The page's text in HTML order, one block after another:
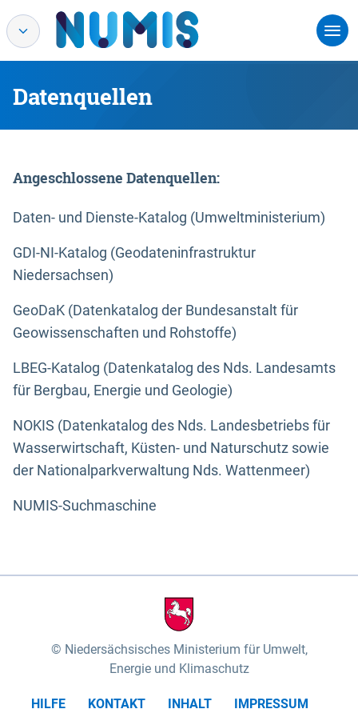
Datenquellen
Angeschlossene Datenquellen:
Daten- und Dienste-Katalog (Umweltministerium)
GDI-NI-Katalog (Geodateninfrastruktur
Niedersachsen)
GeoDaK (Datenkatalog der Bundesanstalt für
Geowissenschaften und Rohstoffe)
LBEG-Katalog (Datenkatalog des Nds. Landesamts
für Bergbau, Energie und Geologie)
NOKIS (Datenkatalog des Nds. Landesbetriebs für
Wasserwirtschaft, Küsten- und Naturschutz sowie
der Nationalparkverwaltung Nds. Wattenmeer)
NUMIS-Suchmaschine
Niedersächsisches Ministerium für Umwelt,
Energie und Klimaschutz
HILFE KONTAKT INHALT
IMPRESSUM